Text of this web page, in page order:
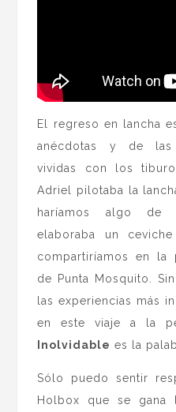
El regreso en lancha
anécdotas y de las
vividas con los
Adriel pilotaba la
haríamos algo de
elaboraba un
compartiríamos en la
de Punta Mosquito.
las experiencias más
en este viaje a la
Inolvidable es la
Sólo puedo sentir
Holbox que se gana